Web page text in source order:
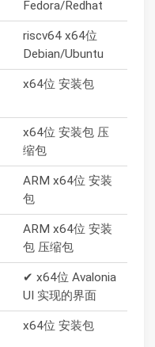
Fedora/Redhat
riscv64 x64位
Debian/Ubuntu
x64位 安装包
x64位 安装包 压
缩包
ARM x64位 安装
包
ARM x64位 安装
包 压缩包
✔ x64位 Avalonia
UI 实现的界面
x64位 安装包